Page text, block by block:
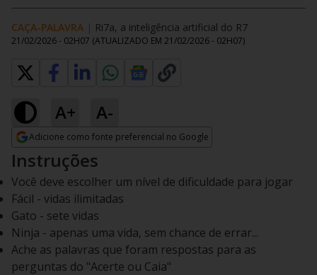
CAÇA-PALAVRA | Ri7a, a inteligência artificial do R7
21/02/2026 - 02H07 (ATUALIZADO EM 21/02/2026 - 02H07)
A+ A-
Adicione como fonte preferencial no Google
Opens in new window
Instruções
Você deve escolher um nível de dificuldade para jogar
Fácil - vidas ilimitadas
Gato - sete vidas
Ninja - apenas uma vida, sem chance de errar...
Ache as palavras que foram respostas para as
perguntas do "Acerte ou Caia"